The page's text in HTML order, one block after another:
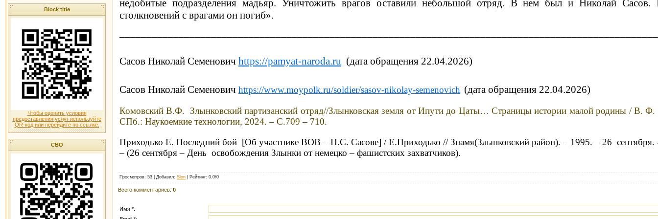
Block title
Чтобы оценить условия
предоставления услуг используйте
QR-код или перейдите по ссылке.
СВО
недобитые подразделе­ния мадьяр. Уничтожить врагов оставили небольшой отряд. В нем был и Николай
столкновений с врагами он погиб».
Сасов Николай Семенович https://pamyat-naroda.ru (дата обращения 22.04.2026)
Сасов Николай Семенович https://www.moypolk.ru/soldier/sasov-nikolay-semenovich (дата обращения 22.04.2026)
Комовский В.Ф. Злынковский партизанский отряд//Злынковская земля от Ипутидо Цаты… Страницы истории малой родины / В. Ф.
СПб.: Наукоемкие технологии, 2024. – С.709 – 710.
Приходько Е. Последний бой [Об участнике ВОВ – Н.С. Сасове] / Е.Приходько // Знамя(Злынковский район). – 1995. – 26
– (26 сентября – День освобождения Злынки от немецко – фашистских захватчиков).
Просмотров: 53 | Добавил: Slon Рейтинг: 0.0/0
Всего комментариев: 0
Имя *: